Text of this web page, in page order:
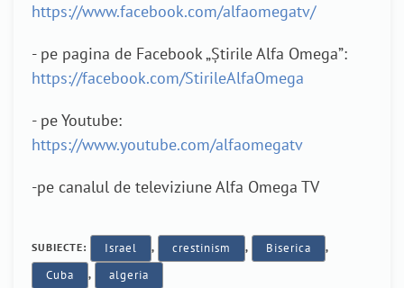
https://www.facebook.com/alfaomegatv/
- pe pagina de Facebook „Știrile Alfa Omega”:
https://facebook.com/StirileAlfaOmega
- pe Youtube:
https://www.youtube.com/alfaomegatv
-pe canalul de televiziune Alfa Omega TV
SUBIECTE: Israel , crestinism , Biserica ,
Cuba , algeria